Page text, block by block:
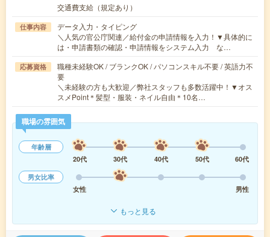
交通費支給（規定あり）
仕事内容
データ入力・タイピング
＼人気の官公庁関連／給付金の申請情報を入力！▼具体的に
は・申請書類の確認・申請情報をシステム入力 な…
応募資格
職種未経験OK / ブランクOK / パソコンスキル不要 / 英語力不
要
＼未経験の方も大歓迎／弊社スタッフも多数活躍中！▼オス
スメPoint＊髪型・服装・ネイル自由＊10名…
職場の雰囲気
年齢層
20代
30代 40代 50代
60代
男女比率
女性
男性
もっと見る